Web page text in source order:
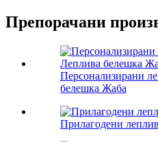
Препорачани
Персонализирани
белешка Жаба
Прилагодени